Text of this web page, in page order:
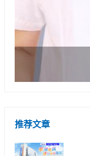
推荐文章